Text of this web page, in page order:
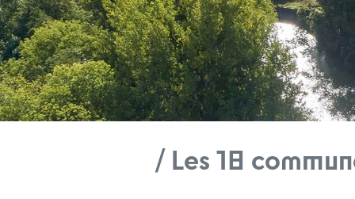
/ Les 18